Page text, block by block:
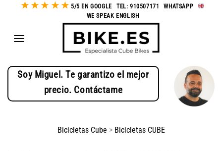
★★ ★ ★★ 5/5 EN GOOGLE TEL: 910507171 -WHATSAPP
WE SPEAK ENGLISH
Soy Miguel. Te garantizo el mejor
precio. Contáctame
Bicicletas Cube > Bicicletas CUBE